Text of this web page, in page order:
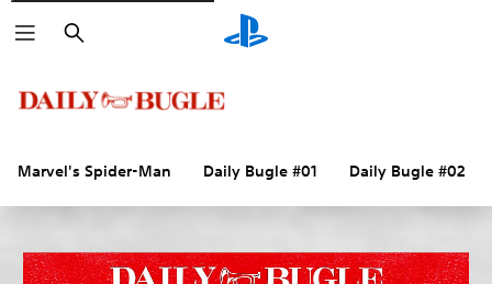
Buscar
Marvel's Spider-Man Daily Bugle #01 Daily Bugle #02